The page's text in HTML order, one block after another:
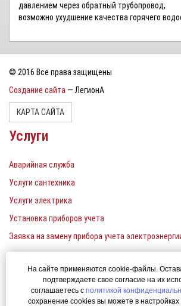
давлением через обратный трубопровод,
возможно ухудшение качества горячего
© 2016 Все права защищены
Создание сайта — ЛегионА
КАРТА САЙТА
Услуги
Аварийная служба
Услуги сантехника
Услуги электрика
Установка приборов учета
Заявка на замену прибора учета
Единый телефон: 380-22-00
На сайте применяются cookie-файлы.
подтверждаете свое согласие на их
соглашаетесь с политикой
сохранение cookies вы можете в настройках